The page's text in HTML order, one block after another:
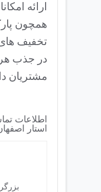
ارائه
همچون
تخفیف
در جذب
مشتریان
اطلاعات
استار